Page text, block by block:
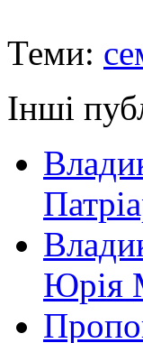
Теми:
Інші
Юрія